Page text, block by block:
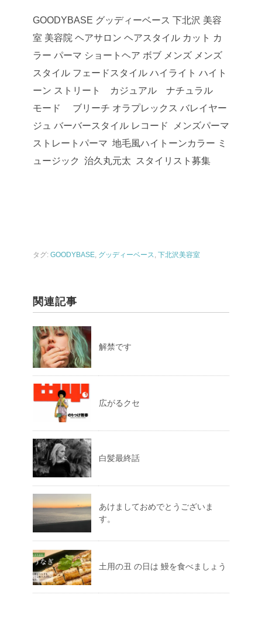
GOODYBASE グッディーベース 下北沢 美容
室 美容院 ヘアサロン ヘアスタイル カット カ
ラー パーマ ショートヘア ボブ メンズ メンズ
スタイル フェードスタイル ハイライト ハイト
ーン ストリート カジュアル ナチュラル
モード ブリーチ オラプレックス バレイヤー
ジュ バーバースタイル レコード メンズパーマ
ストレートパーマ 地毛風ハイトーンカラー ミ
ュージック 治久丸元太 スタイリスト募集
タグ: GOODYBASE グッディーベース 下北沢美容室
関連記事
解禁です
広がるクセ
白髪最終話
あけましておめでとうございま
す。
土用の丑 の日は 鰻を食べましょう